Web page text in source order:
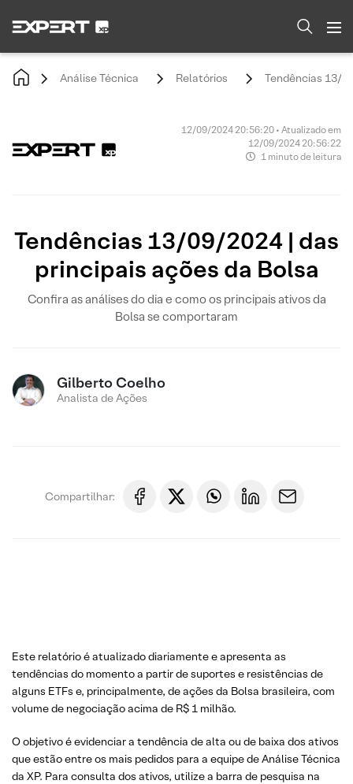
Análise Técnica Relatórios Tendências 13/
12/09/2024 20:56:20 • Atualizado em
12/09/2024 20:56:22
1 minuto de leitura
Tendências 13/09/2024 | das
principais ações da Bolsa
Confira as análises do dia e como os principais ativos da
Bolsa se comportaram
Gilberto Coelho
Analista de Ações
Compartilhar:
Este relatório é atualizado diariamente e apresenta as
tendências do momento a partir de suportes e resistências de
alguns ETFs e, principalmente, de ações da Bolsa brasileira, com
volume de negociação acima de R$ 1 milhão.
O objetivo é evidenciar a tendência de alta ou de baixa dos ativos
que estão entre os mais pedidos para a equipe de Análise Técnica
da XP. Para consulta dos ativos, utilize a barra de pesquisa na